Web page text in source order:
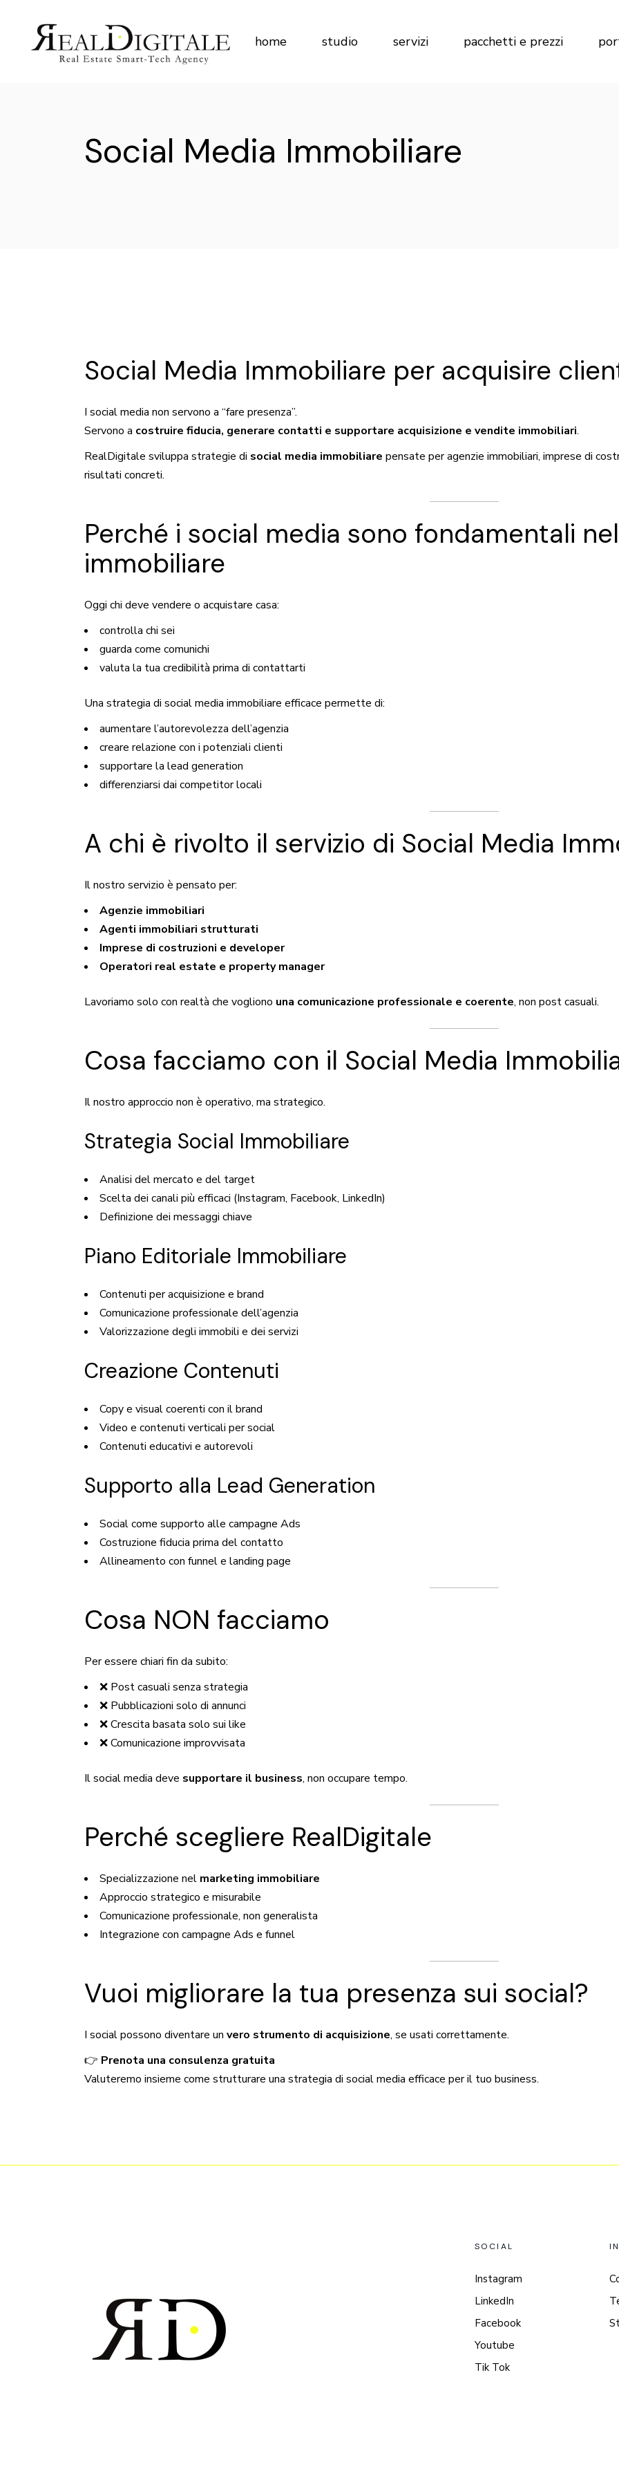
home studio servizi
Marketing per Imprese di
Costruzioni
pacchetti e prezzi
Social Media Immobiliare
Social Media Immobiliare per acquisire
I social media non servono a “fare presenza”.
Servono a costruire fiducia, generare contatti e supportare acquisizione e vendite immobiliari.
RealDigitale sviluppa strategie di social media immobiliare pensate per agenzie immobiliari, imprese di
risultati concreti.
Perché i social media sono fondamentali
immobiliare
Oggi chi deve vendere o acquistare casa:
controlla chi sei
guarda come comunichi
valuta la tua credibilità prima di contattarti
Una strategia di social media immobiliare efficace permette di:
aumentare l’autorevolezza dell’agenzia
creare relazione con i potenziali clienti
supportare la lead generation
differenziarsi dai competitor locali
A chi è rivolto il servizio di Social Media
Il nostro servizio è pensato per:
Agenzie immobiliari
Agenti immobiliari strutturati
Imprese di costruzioni e developer
Operatori real estate e property manager
Lavoriamo solo con realtà che vogliono una comunicazione professionale e coerente, non post casuali.
Cosa facciamo con il Social Media
Il nostro approccio non è operativo, ma strategico.
Strategia Social Immobiliare
Analisi del mercato e del target
Scelta dei canali più efficaci (Instagram, Facebook, LinkedIn)
Definizione dei messaggi chiave
Piano Editoriale Immobiliare
Contenuti per acquisizione e brand
Comunicazione professionale dell’agenzia
Valorizzazione degli immobili e dei servizi
Creazione Contenuti
Copy e visual coerenti con il brand
Video e contenuti verticali per social
Contenuti educativi e autorevoli
Supporto alla Lead Generation
Social come supporto alle campagne Ads
Costruzione fiducia prima del contatto
Allineamento con funnel e landing page
Cosa NON facciamo
Per essere chiari fin da subito:
❌ Post casuali senza strategia
❌ Pubblicazioni solo di annunci
❌ Crescita basata solo sui like
❌ Comunicazione improvvisata
Il social media deve supportare il business, non occupare tempo.
Perché scegliere RealDigitale
Specializzazione nel marketing immobiliare
Approccio strategico e misurabile
Comunicazione professionale, non generalista
Integrazione con campagne Ads e funnel
Vuoi migliorare la tua presenza sui social?
I social possono diventare un vero strumento di acquisizione, se usati correttamente.
👉 Prenota una consulenza gratuita
Valuteremo insieme come strutturare una strategia di social media efficace per il tuo business.
SOCIAL
Instagram
LinkedIn
Facebook
Youtube
Tik Tok